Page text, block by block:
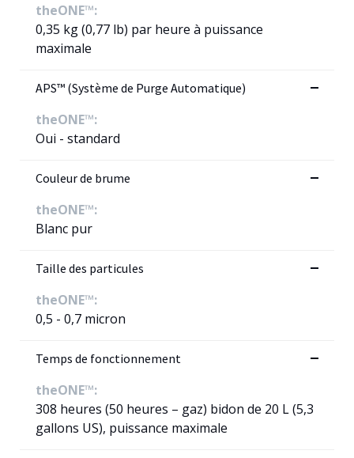
theONE™:
0,35 kg (0,77 lb) par heure à puissance
maximale
APS™ (Système de Purge Automatique)
theONE™:
Oui - standard
Couleur de brume
theONE™:
Blanc pur
Taille des particules
theONE™:
0,5 - 0,7 micron
Temps de fonctionnement
theONE™:
308 heures (50 heures – gaz) bidon de 20 L (5,3
gallons US), puissance maximale